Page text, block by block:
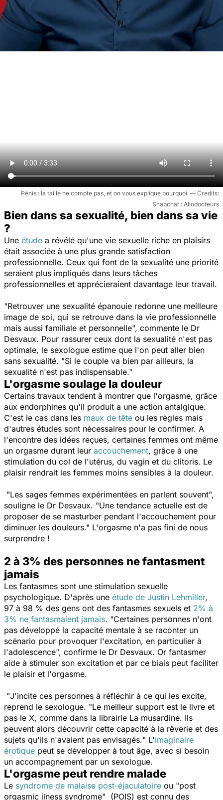
Pénis : la taille ne compte pas, et on vous explique pourquoi
Snapchat : Allodocteurs
Bien dans sa sexualité, bien dans sa vie
?
Une étude a révélé qu'une vie sexuelle riche en plaisirs
était associée à une plus grande satisfaction
professionnelle. Ceux qui font de la sexualité une priorité
seraient plus impliqués dans leurs tâches
professionnelles et apprécieraient davantage leur travail.
"Retrouver une sexualité épanouie redonne une meilleure
image de soi, qui se retrouve dans la vie professionnelle
mais aussi familiale et personnelle", commente le Dr
Desvaux. Pour rassurer ceux dont la sexualité n'est pas
optimale, le sexologue estime que l'on peut aller bien
sans sexualité. "Si le couple va bien par ailleurs, la
sexualité n'est pas indispensable."
L'orgasme soulage la douleur
Certains travaux tendent à montrer que l'orgasme, grâce
aux endorphines qu'il produit a une action antalgique.
C'est le cas dans les maux de tête ou les règles mais
d'autres études sont nécessaires pour le confirmer. A
l'encontre des idées reçues, certaines femmes ont même
un orgasme durant leur accouchement, grâce à une
stimulation du col de l'utérus, du vagin et du clitoris. Le
plaisir rendrait les femmes moins sensibles à la douleur.
"Les sages femmes expérimentées en parlent souvent",
souligne le Dr Desvaux. "Une tendance actuelle est de
proposer de se masturber pendant l'accouchement pour
diminuer les douleurs." L'orgasme n'a pas fini de nous
surprendre !
2 à 3% des personnes ne fantasment
jamais
Les fantasmes sont une stimulation sexuelle
psychologique. D'après une étude de Justin Lehmiller,
97 à 98 % des gens ont des fantasmes sexuels et 2% à
3% ne fantasmaient jamais. "Certaines personnes n'ont
pas développé la capacité mentale à se raconter un
scénario pour provoquer l'excitation, en particulier à
l'adolescence", confirme le Dr Desvaux. Or fantasmer
aide à stimuler son excitation et par ce biais peut faciliter
le plaisir et l'orgasme.
"J'incite ces personnes à réfléchir à ce qui les excite,
reprend le sexologue. "Le meilleur support est le livre et
pas le X, comme dans la librairie La musardine. Ils
peuvent alors découvrir cette capacité à la rêverie et des
sujets qu'ils n'avaient pas envisagés." L'imaginaire
érotique peut se développer à tout âge, avec si besoin
un accompagnement par un sexologue.
L'orgasme peut rendre malade
Le syndrome de malaise post-éjaculatoire ou "post
orgasmic ilness syndrome" (POIS) est connu des